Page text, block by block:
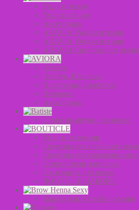
Уход за телом
Уход за лицом
Аксессуары
ARAVIA Уход за руками
ARAVIA Уход за ногами
ARAVIA Средства для
Фольга
Фартук, Шапочки
Полотенца, Салфетки
Перчатки
Аксессуары
Сухие шампуни для волос
Уход за волосами
Средства для стайлинга
Средства для окрашивания
Осветлители для волос
Оксиданты для волос
BOUTICLE НАБОРЫ
Краска для бровей и ресниц